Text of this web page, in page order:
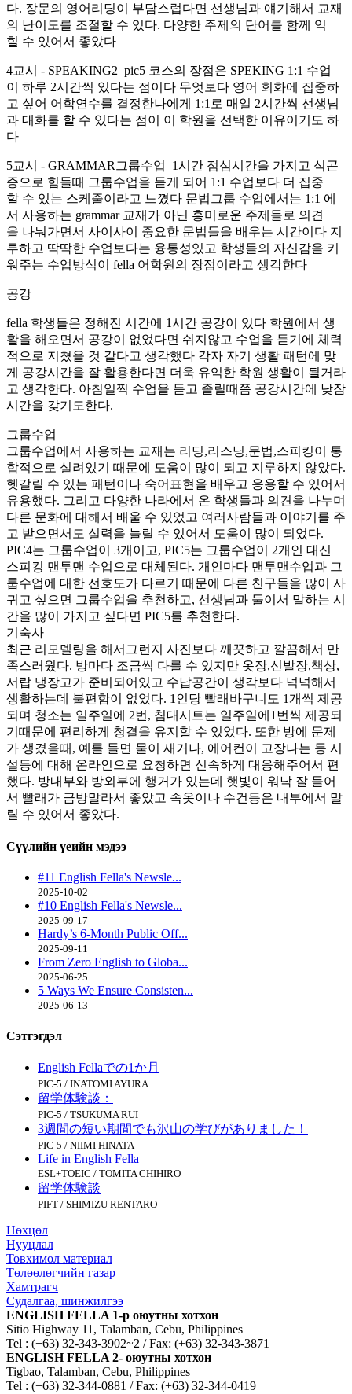
다. 장문의 영어리딩이 부담스럽다면 선생님과 얘기해서 교재
의 난이도를 조절할 수 있다. 다양한 주제의 단어를 함께 익
힐 수 있어서 좋았다
4교시 - SPEAKING2 pic5 코스의 장점은 SPEKING 1:1 수업
이 하루 2시간씩 있다는 점이다 무엇보다 영어 회화에 집중하
고 싶어 어학연수를 결정한나에게 1:1로 매일 2시간씩 선생님
과 대화를 할 수 있다는 점이 이 학원을 선택한 이유이기도 하
다
5교시 - GRAMMAR그룹수업 1시간 점심시간을 가지고 식곤
증으로 힘들때 그룹수업을 듣게 되어 1:1 수업보다 더 집중
할 수 있는 스케줄이라고 느꼈다 문법그룹 수업에서는 1:1 에
서 사용하는 grammar 교재가 아닌 흥미로운 주제들로 의견
을 나눠가면서 사이사이 중요한 문법들을 배우는 시간이다 지
루하고 딱딱한 수업보다는 융통성있고 학생들의 자신감을 키
워주는 수업방식이 fella 어학원의 장점이라고 생각한다
공강
fella 학생들은 정해진 시간에 1시간 공강이 있다 학원에서 생
활을 해오면서 공강이 없었다면 쉬지않고 수업을 듣기에 체력
적으로 지쳤을 것 같다고 생각했다 각자 자기 생활 패턴에 맞
게 공강시간을 잘 활용한다면 더욱 유익한 학원 생활이 될거라
고 생각한다. 아침일찍 수업을 듣고 졸릴때쯤 공강시간에 낮잠
시간을 갖기도한다.
그룹수업
그룹수업에서 사용하는 교재는 리딩,리스닝,문법,스피킹이 통
합적으로 실려있기 때문에 도움이 많이 되고 지루하지 않았다.
헷갈릴 수 있는 패턴이나 숙어표현을 배우고 응용할 수 있어서
유용했다. 그리고 다양한 나라에서 온 학생들과 의견을 나누며
다른 문화에 대해서 배울 수 있었고 여러사람들과 이야기를 주
고 받으면서도 실력을 늘릴 수 있어서 도움이 많이 되었다.
PIC4는 그룹수업이 3개이고, PIC5는 그룹수업이 2개인 대신
스피킹 맨투맨 수업으로 대체된다. 개인마다 맨투맨수업과 그
룹수업에 대한 선호도가 다르기 때문에 다른 친구들을 많이 사
귀고 싶으면 그룹수업을 추천하고, 선생님과 둘이서 말하는 시
간을 많이 가지고 싶다면 PIC5를 추천한다.
기숙사
최근 리모델링을 해서그런지 사진보다 깨끗하고 깔끔해서 만
족스러웠다. 방마다 조금씩 다를 수 있지만 옷장,신발장,책상,
서랍 냉장고가 준비되어있고 수납공간이 생각보다 넉넉해서
생활하는데 불편함이 없었다. 1인당 빨래바구니도 1개씩 제공
되며 청소는 일주일에 2번, 침대시트는 일주일에1번씩 제공되
기때문에 편리하게 청결을 유지할 수 있었다. 또한 방에 문제
가 생겼을때, 예를 들면 물이 새거나, 에어컨이 고장나는 등 시
설등에 대해 온라인으로 요청하면 신속하게 대응해주어서 편
했다. 방내부와 방외부에 행거가 있는데 햇빛이 워낙 잘 들어
서 빨래가 금방말라서 좋았고 속옷이나 수건등은 내부에서 말
릴 수 있어서 좋았다.
Сүүлийн үеийн мэдээ
#11 English Fella's Newsle...
2025-10-02
#10 English Fella's Newsle...
2025-09-17
Hardy’s 6-Month Public Off...
2025-09-11
From Zero English to Globa...
2025-06-25
5 Ways We Ensure Consisten...
2025-06-13
Сэтгэгдэл
English Fellaでの1か月
PIC-5 / INATOMI AYURA
留学体験談：
PIC-5 / TSUKUMA RUI
3週間の短い期間でも沢山の学びがありました！
PIC-5 / NIIMI HINATA
Life in English Fella
ESL+TOEIC / TOMITA CHIHIRO
留学体験談
PIFT / SHIMIZU RENTARO
Нөхцөл
Нууцлал
Товхимол материал
Төлөөлөгчийн газар
Хамтрагч
Судалгаа, шинжилгээ
ENGLISH FELLA 1-р оюутны хотхон
Sitio Highway 11, Talamban, Cebu, Philippines
Tel : (+63) 32-343-3902~2 / Fax: (+63) 32-343-3871
ENGLISH FELLA 2- оюутны хотхон
Tigbao, Talamban, Cebu, Philippines
Tel : (+63) 32-344-0881 / Fax: (+63) 32-344-0419